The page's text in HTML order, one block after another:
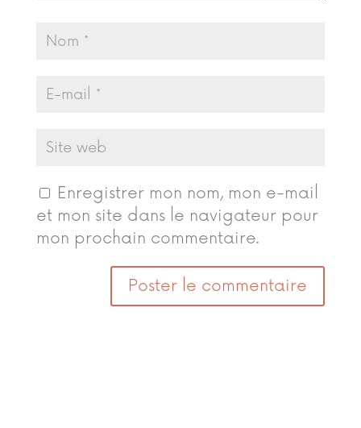
Enregistrer mon nom, mon e-mail
et mon site dans le navigateur pour
mon prochain commentaire.